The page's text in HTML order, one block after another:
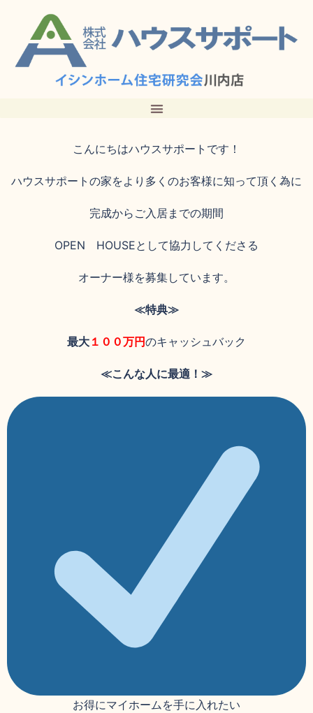
こんにちはハウスサポートです！
ハウスサポートの家をより多くのお客様に知って頂く為に
完成からご入居までの期間
OPEN HOUSEとして協力してくださる
オーナー様を募集しています。
≪特典≫
最大 １００万円のキャッシュバック
≪こんな人に最適！≫
お得にマイホームを手に入れたい